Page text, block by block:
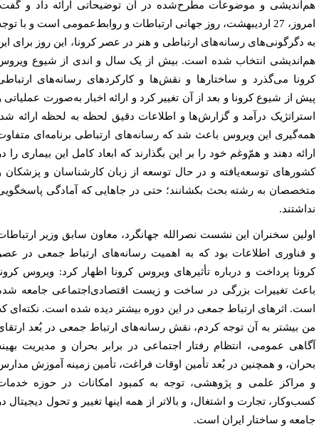
و موضوعات مطرح‌شده در آن توضیحاتی ارائه داد و گفت:
امروز، 27 اردیبهشت، روز جهانی ارتباطات و روابط‌عمومی است و با توجه
دگرگونی‌های رسانه‌های ارتباطی و هنر در عصر کرونا، این روز برای این
انتخاب شده است. بیش از یک سال و اندی از شیوع ویروس
می‌گذرد و ساختارها و نقش‌ها و کارکردهای رسانه‌های ارتباطی
از شیوع کرونا و بعد از آن تغییر کرد و ارائه اخبار به‌صورت عملیاتی و
درآمد و گزارش‌ها و اطلاعات دقیق لحظه ‌به ‌لحظه ارائه شد.
این ویروس باعث شد که رسانه‌های ارتباطی برنامه‌ای متفاوت
دهند و همّ‌وغم خود را بر این بگذارند که ابعاد کامل این بیماری را در
توسعه‌یافته و در حال توسعه از زبان کارشناسان و پزشکان و
به رشته بحث بکشانند؛ حتی در جاهایی که آمادگی پاسخگویی
سخنران این نشست نصرالله جهانگرد، معاون سابق وزیر ارتباطات
اطلاعات بود که به اهمیت رسانه‌های ارتباط جمعی در عصر
پرداخت و درباره تأثیرهای ویروس کرونا اظهار کرد: ویروس کرونا
تغییرات بزرگی در ساخت و زیست اقتصادی‌اجتماعی جامعه شده
اثرهای ارتباط جمعی در این دوره بیشتر دیده شده است. نکته‌ای که
بیشتر به آن توجه کردم، نقش رسانه‌های ارتباط جمعی در بُعد ارتقای
عمومی، انتظام رفتار اجتماعی در برابر بحران و مدیریت بهینه
و همچنین در بُعد تأمین اوقات فراغت، تأمین زمینه آموزش مدارس
مراکز علمی و پژوهشی، توجه به کمبود امکانات در حوزه خدمات
تجارت و اشتغال، و بالاتر از همه اینها تغییر و تحول دیجیتال در
و ساختار ایران است.